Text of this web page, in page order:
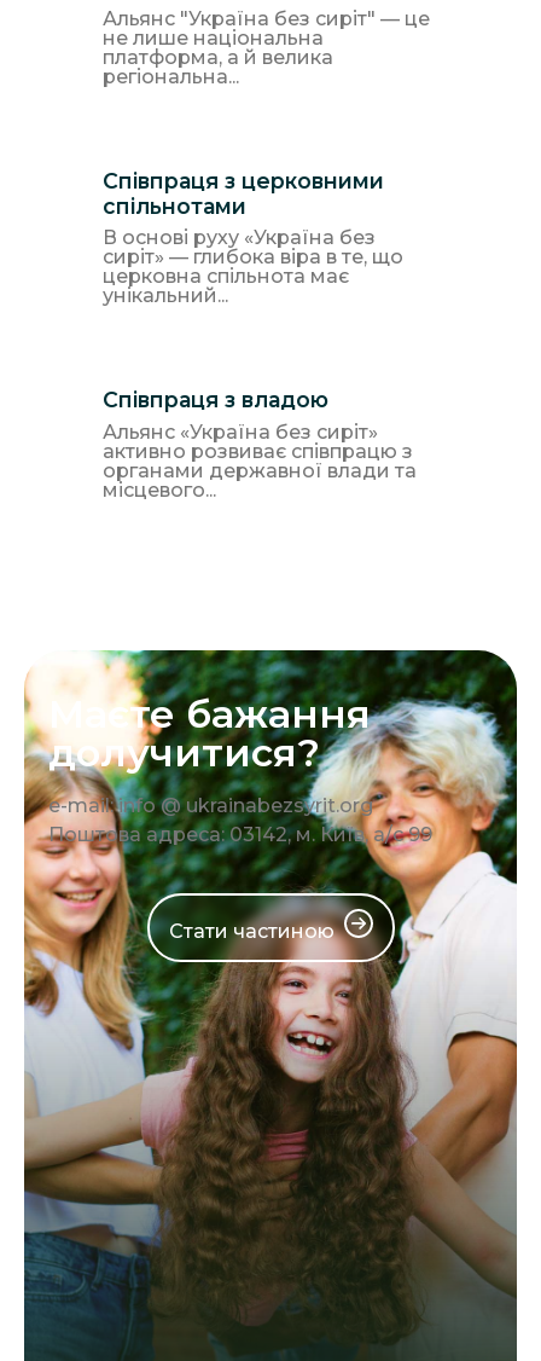
Альянс "Україна без сиріт" — це
не лише національна
платформа, а й велика
регіональна...
Співпраця з церковними
спільнотами
В основі руху «Україна без
сиріт» — глибока віра в те, що
церковна спільнота має
унікальний...
Співпраця з владою
Альянс «Україна без сиріт»
активно розвиває співпрацю з
органами державної влади та
місцевого...
Маєте бажання
долучитися?
e-mail: info @ ukrainabezsyrit.org
Поштова адреса: 03142, м. Київ, а/с 99
Стати частиною